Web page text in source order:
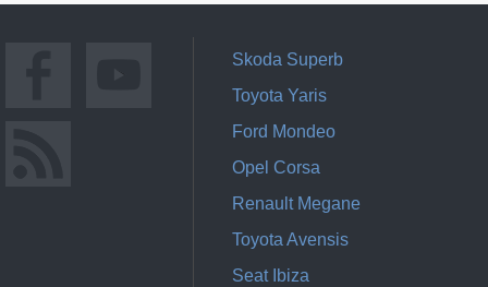
Skoda Superb
Toyota Yaris
Ford Mondeo
Opel Corsa
Renault Megane
Toyota Avensis
Seat Ibiza